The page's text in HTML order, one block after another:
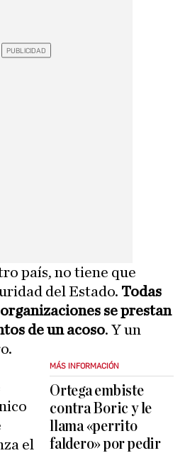
país, no tiene que
del Estado. Todas
se prestan
de un acoso. Y un
MÁS INFORMACIÓN
Ortega embiste
contra Boric y le
llama «perrito
faldero» por pedir
el